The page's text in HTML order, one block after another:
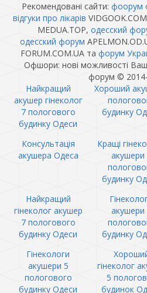
Рекомендовані сайти: фоорум
відгуки про лікарів
MEDUA.TOP, одесский
одесский форум
FORUM.COM.UA та форум
Офшори: нові можливості
форум ©
Найкращий
акушер гінеколог
7 пологового
будинку Одеси
Хороший
будинку
Консультація
акушера Одеса
Кращі
акушери
будинку
Найкращий
гінеколог акушер
7 пологового
будинку Одеси
акушери
будинку
Гінекологи
акушери 5
пологового
будинку Одеси
гінеколог
5
будинок